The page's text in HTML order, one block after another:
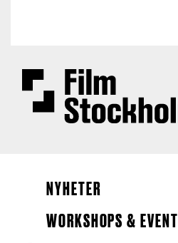
NYHETER
WORKSHOPS & EVENT